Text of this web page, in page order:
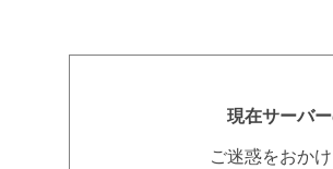
現在サーバ
ご迷惑をおか